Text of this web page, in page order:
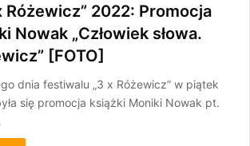
Różewicz” 2022: Promocja
Nowak „Człowiek słowa.
[FOTO]
dnia festiwalu „3 x Różewicz” w piątek
się promocja książki Moniki Nowak pt.